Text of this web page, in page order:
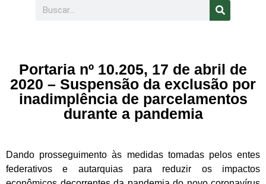
Portaria nº 10.205, 17 de abril de
2020 – Suspensão da exclusão por
inadimplência de parcelamentos
durante a pandemia
Dando prosseguimento às medidas tomadas pelos entes
federativos e autarquias para reduzir os impactos